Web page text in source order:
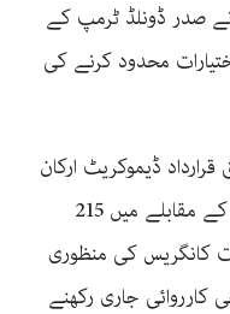
نے صدر ڈونلڈ ٹرمپ کے
محدود کرنے کی
ڈیموکریٹ ارکان
کی جانب سے پیش کی گئی جو 208 کے مقابلے میں 215
کانگریس کی منظوری
کارروائی جاری رکھنے